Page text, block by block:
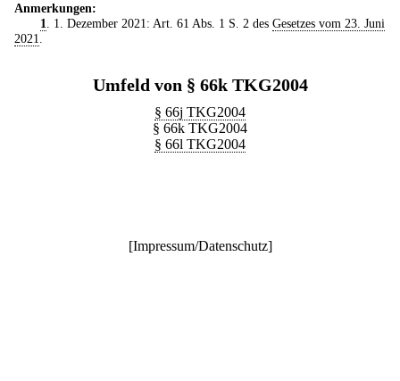
Anmerkungen:
1
. 1. Dezember 2021: Art. 61 Abs. 1 S. 2 des Gesetzes vom 23. Juni
2021
Umfeld von § 66k TKG2004
§ 66j TKG2004
§ 66k TKG2004
§ 66l TKG2004
[Impressum/Datenschutz]